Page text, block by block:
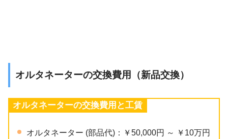
オルタネーターの交換費用（新品交換）
オルタネーターの交換費用と工賃
オルタネーター (部品代)：￥50,000円 ～ ￥10万円